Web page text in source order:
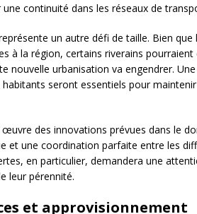
continuité dans les réseaux de
un autre défi de taille. Bien
à la région, certains riverains
nouvelle urbanisation va engendrer.
seront essentiels pour
des innovations prévues dans le
et une coordination parfaite entre les
en particulier, demandera une
leur pérennité.
et approvisionnement